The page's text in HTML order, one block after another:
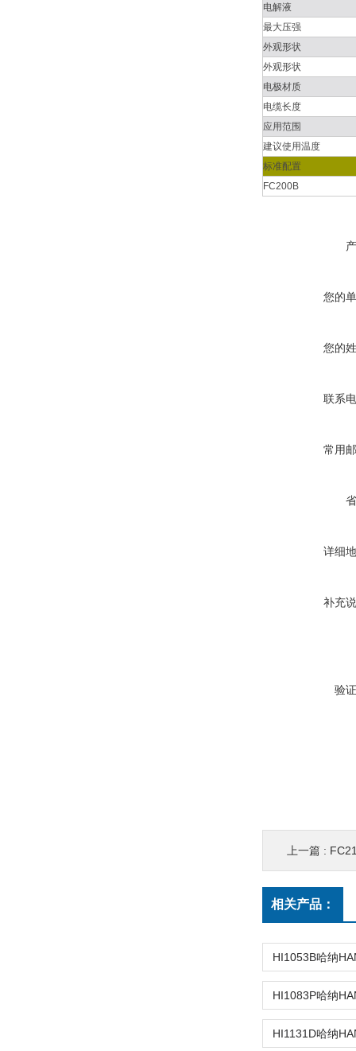
电解液
最大压强
外观形状
外观形状
电极材质
电缆长度
应用范围
建议使用温度
标准配置
FC200B
您的
您的
联系
常用
详细
补充
验
上一篇 :
相关产品：